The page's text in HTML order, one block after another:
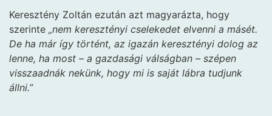
Keresztény Zoltán ezután azt magyarázta, hogy
szerinte „nem keresztényi cselekedet elvenni a másét.
De ha már így történt, az igazán keresztényi dolog az
lenne, ha most – a gazdasági válságban – szépen
visszaadnák nekünk, hogy mi is saját lábra tudjunk
állni.”